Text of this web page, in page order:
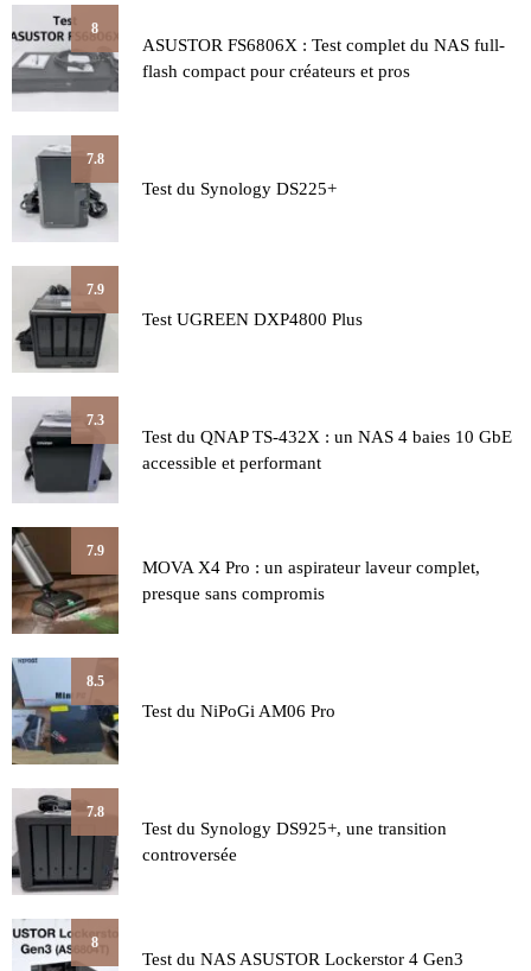
8
ASUSTOR FS6806X : Test complet du NAS full-
flash compact pour créateurs et pros
7.8
Test du Synology DS225+
7.9
Test UGREEN DXP4800 Plus
7.3
Test du QNAP TS-432X : un NAS 4 baies 10 GbE
accessible et performant
7.9
MOVA X4 Pro : un aspirateur laveur complet,
presque sans compromis
8.5
Test du NiPoGi AM06 Pro
7.8
Test du Synology DS925+, une transition
controversée
8
Test du NAS ASUSTOR Lockerstor 4 Gen3